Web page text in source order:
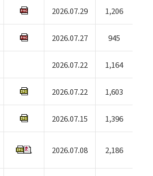
2026.07.29 1,206
2026.07.27 945
2026.07.22 1,164
2026.07.22 1,603
2026.07.15 1,396
2026.07.08 2,186